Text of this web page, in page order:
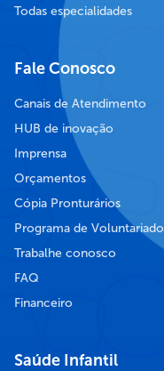
Todas especialidades
Fale Conosco
Canais de Atendimento
HUB de inovação
Imprensa
Orçamentos
Cópia Pronturários
Programa de Voluntariado
Trabalhe conosco
FAQ
Financeiro
Saúde Infantil